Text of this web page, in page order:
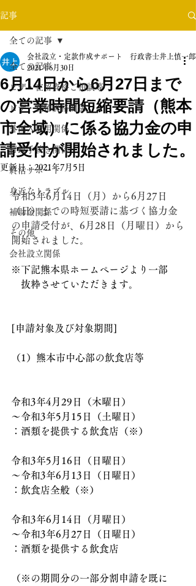
記事
全ての記事
ビザ・在留資格ご相談等
ビザ・在留資格関係
外国人雇用関係
行政手続き関係
終活サポート
身近なトラブル
補助金関係
その他
会社設立関係
全ての記事
6月14日から6月27日まで
の営業時間短縮要請（熊本
市全域）に係る協力金の申
請受付が開始されました。
会社設立・定款作成サポート 行政書士井上慎一郎
2021年6月30日
更新日：2021年7月5日
令和3年6月14日（月）から6月27日
（日）までの時短要請に基づく協力金
の申請受付が、6月28日（月曜日）から
開始されました。
※下記熊本県ホームページより一部
抜粋させていただきます。
[申請対象及び対象期間]
（1）熊本市中心部の飲食店等
令和3年4月29日（木曜日）
～令和3年5月15日（土曜日）
：酒類を提供する飲食店（※）
令和3年5月16日（日曜日）
～令和3年6月13日（日曜日）
：飲食店全般（※）
令和3年6月14日（月曜日）
～令和3年6月27日（日曜日）
：酒類を提供する飲食店
（※の期間分の一部分割申請を既に